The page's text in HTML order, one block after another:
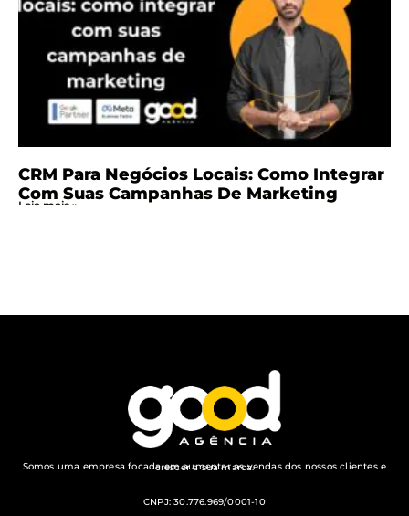
CRM Para Negócios Locais: Como Integrar
Com Suas Campanhas De Marketing
Leia mais »
Somos uma empresa focada em aumentar as vendas dos nossos clientes e crescer a sua marca.
CNPJ: 30.776.969/0001-10